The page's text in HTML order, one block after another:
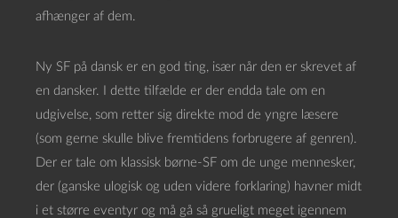
afhænger af dem.
Ny SF på dansk er en god ting, især når den er skrevet af
en dansker. I dette tilfælde er der endda tale om en
udgivelse, som retter sig direkte mod de yngre læsere
(som gerne skulle blive fremtidens forbrugere af genren).
Der er tale om klassisk børne-SF om de unge mennesker,
der (ganske ulogisk og uden videre forklaring) havner midt
i et større eventyr og må gå så grueligt meget igennem